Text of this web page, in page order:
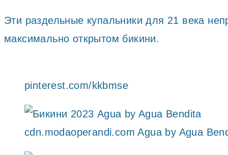
Эти раздельные купальники для 21 века
максимально открытом бикини.
pinterest.com/kkbmse
cdn.modaoperandi.com Agua by Agua